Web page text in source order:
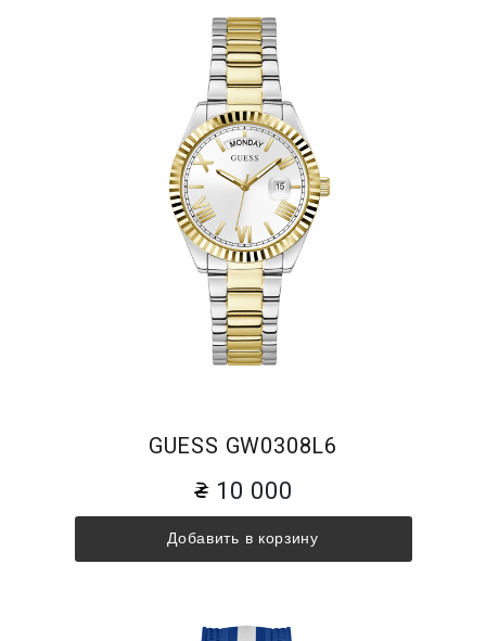
GUESS GW0308L6
10 000
Добавить в корзину